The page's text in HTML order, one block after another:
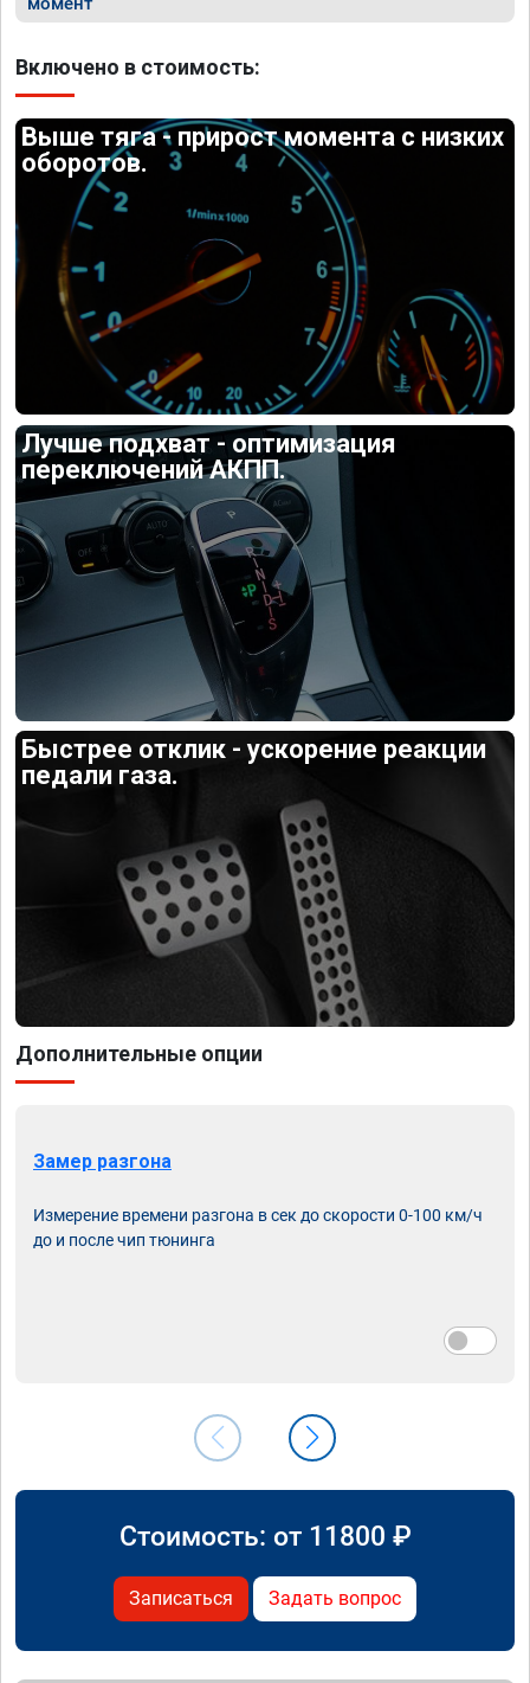
Включено в стоимость:
Выше тяга - прирост момента с низких
оборотов.
Лучше подхват - оптимизация
переключений АКПП.
Быстрее отклик - ускорение реакции
педали газа.
Дополнительные опции
Замер разгона
Измерение времени разгона в сек до скорости 0-100 км/ч
до и после чип тюнинга
Стоимость: от 11800 ₽
Записаться Задать вопрос